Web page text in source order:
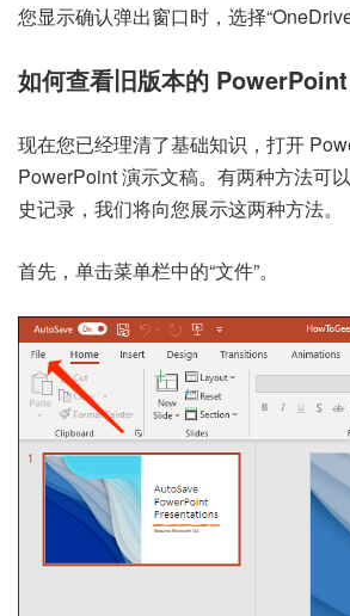
您显示确认弹出窗口时，选择
如何查看旧版本的
现在您已经理清了基础知识，打开
PowerPoint 演示文稿。有两种方法可
史记录，我们将向您展示这两种方法。
首先，单击菜单栏中的“文件”。